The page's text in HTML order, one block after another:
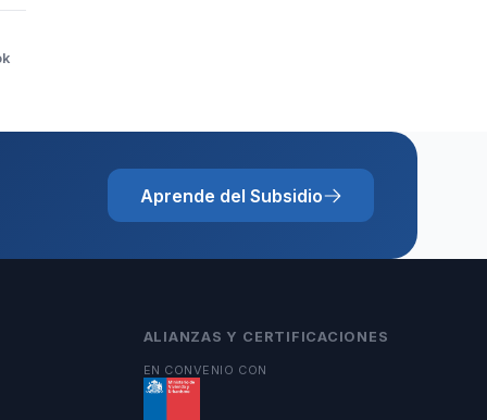
Aprende del Subsidio
ALIANZAS Y CERTIFICACIONES
EN CONVENIO CON